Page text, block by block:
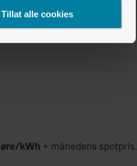
Tillat alle cookies
øre/kWh + månedens spotpris.